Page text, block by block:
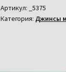
завужені
Distry
Артикул:
_5375
Категория: Джинсы